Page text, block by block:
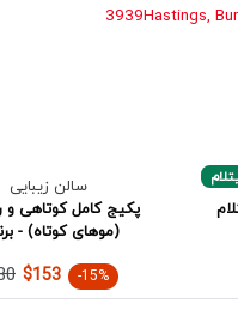
سالن زیبایی
پکیج کامل کوتاهی و
(موهای کوتاه) -
$153 -15%